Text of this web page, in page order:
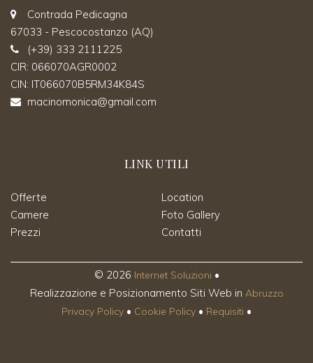
Contrada Pedicagna
67033 - Pescocostanzo (AQ)
(+39) 333 2111225
CIR: 066070AGR0002
CIN: IT066070B5RM34K84S
macinomonica@gmail.com
LINK UTILI
Offerte
Camere
Prezzi
Location
Foto Gallery
Contatti
© 2026 Internet Soluzioni •
Realizzazione e Posizionamento Siti Web in Abruzzo
Privacy Policy • Cookie Policy • Requisiti •